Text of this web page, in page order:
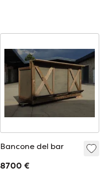
Bancone del bar
8700 €